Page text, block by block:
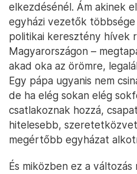
elkezdésénél. Ám akinek
egyházi vezetők
politikai keresztény hívek
Magyarországon –
akad oka az örömre,
Egy pápa ugyanis nem
de ha elég sokan elég
csatlakoznak hozzá,
hitelesebb,
megértőbb egyházat
És miközben ez a